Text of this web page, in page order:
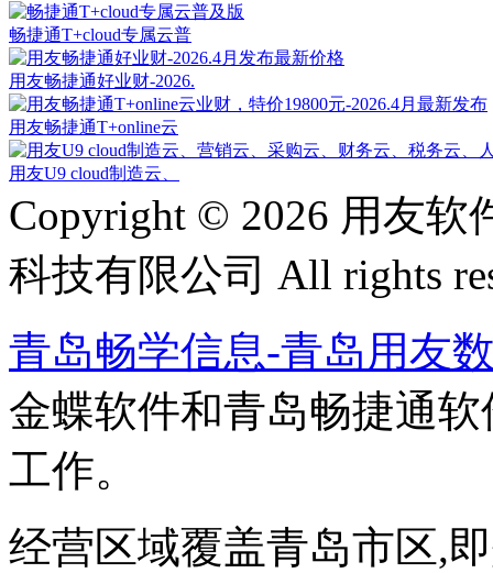
畅捷通T+cloud专属云普
用友畅捷通好业财-2026.
用友畅捷通T+online云
用友U9 cloud制造云、
Copyright © 2026 用友
科技有限公司 All rights
青岛畅学信息-青岛用友
金蝶软件和青岛畅捷通
工作。
经营区域覆盖青岛市区,